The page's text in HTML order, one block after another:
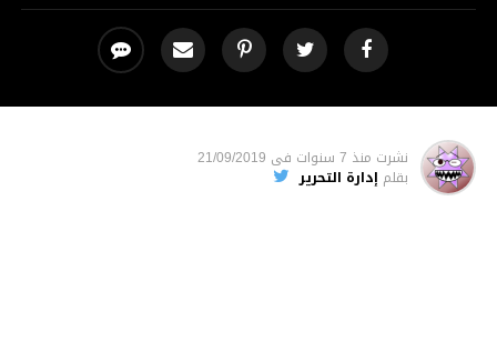
نشرت منذ 7 سنوات فى 21/09/2019
بقلم إدارة التحرير